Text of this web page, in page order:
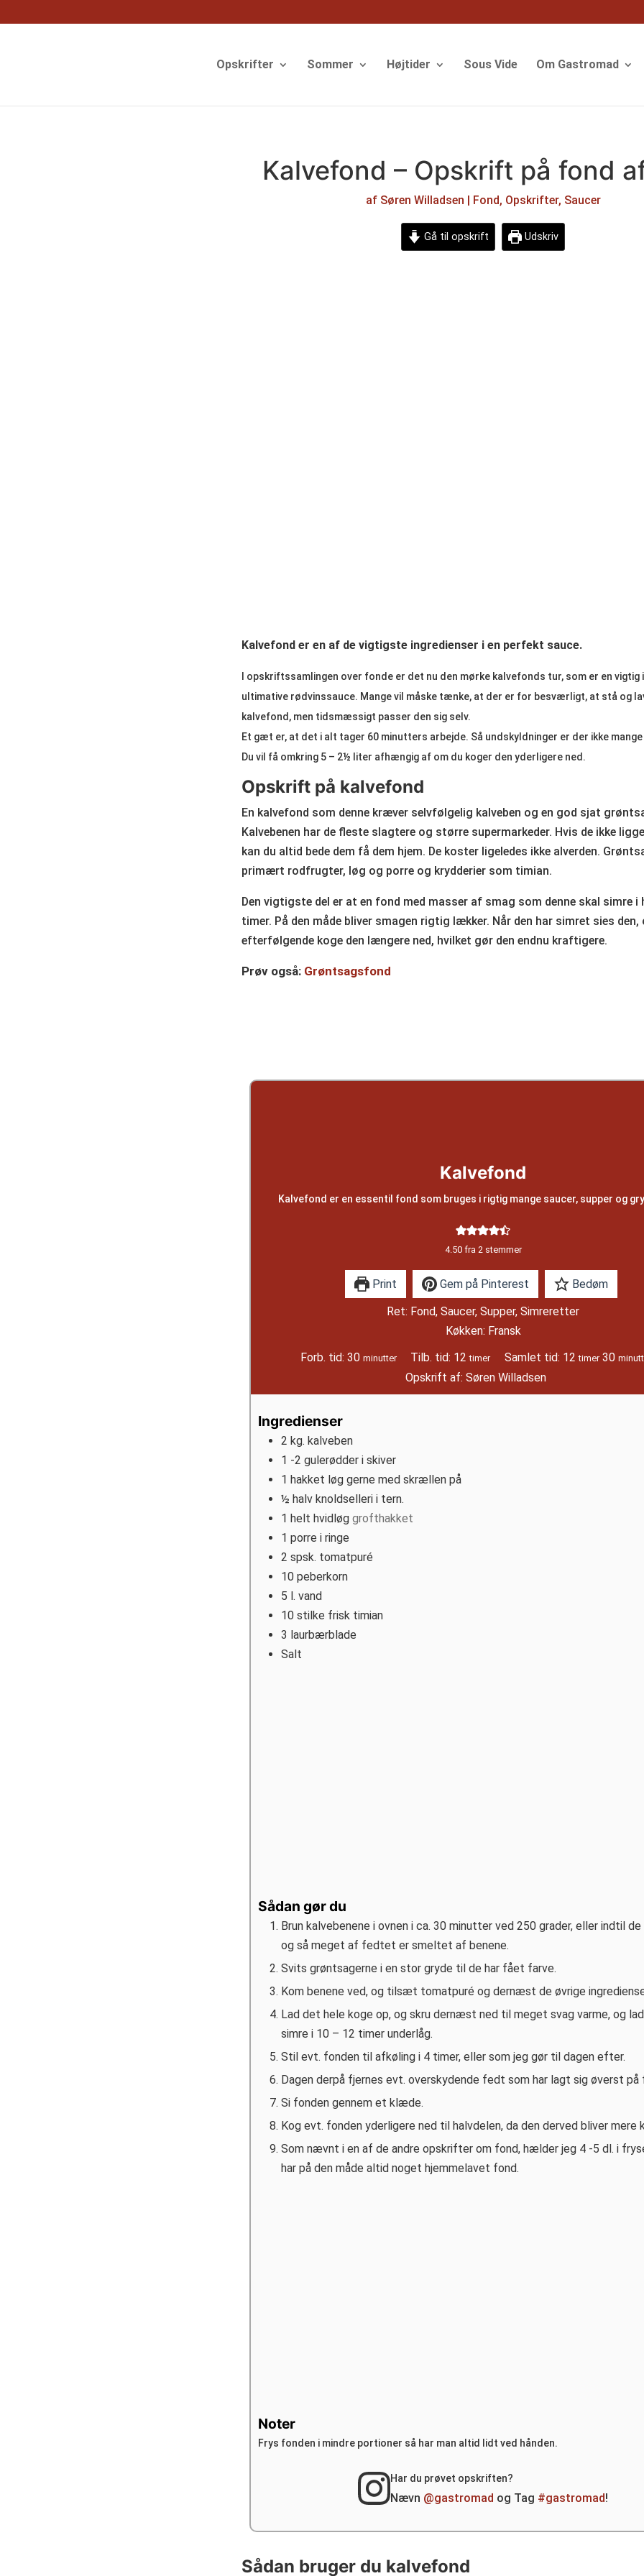
Opskrifter Sommer Højtider Sous Vide Om Gastromad
Kalvefond – Opskrift på fond
af Søren Willadsen | Fond, Opskrifter, Saucer
Gå til opskrift Udskriv
Kalvefond er en af de vigtigste ingredienser i en perfekt sauce.
I opskriftssamlingen over fonde er det nu den mørke kalvefonds tur, som er en vigtig
ultimative rødvinssauce. Mange vil måske tænke, at der er for besværligt, at stå og
kalvefond, men tidsmæssigt passer den sig selv.
Et gæt er, at det i alt tager 60 minutters arbejde. Så undskyldninger er der ikke
Du vil få omkring 5 – 2½ liter afhængig af om du koger den yderligere ned.
Opskrift på kalvefond
En kalvefond som denne kræver selvfølgelig kalveben og en god sjat
Kalvebenen har de fleste slagtere og større supermarkeder. Hvis de ikke
kan du altid bede dem få dem hjem. De koster ligeledes ikke alverden.
primært rodfrugter, løg og porre og krydderier som timian.
Den vigtigste del er at en fond med masser af smag som denne skal simre i
timer. På den måde bliver smagen rigtig lækker. Når den har simret sies den,
efterfølgende koge den længere ned, hvilket gør den endnu kraftigere.
Prøv også: Grøntsagsfond
Kalvefond
Kalvefond er en essentil fond som bruges i rigtig mange saucer, supper og
4.50fra 2stemmer
Print Gem på Pinterest
Bedøm
Ret: Fond, Saucer, Supper, Simreretter
Køkken: Fransk
Forb. tid:30minutter
minutter Tilb. tid: 12 timer
timer Samlet tid: 12timer
timer 30
Opskrift af:Søren Willadsen
Ingredienser
2 kg. kalveben
1 -2 gulerødder i skiver
1 hakket løg gerne med skrællen på
½ halv knoldselleri i tern.
1 helt hvidløg grofthakket
1 porre i ringe
2 spsk. tomatpuré
10 peberkorn
5 l. vand
10 stilke frisk timian
3 laurbærblade
Salt
Sådan gør du
Brun kalvebenene i ovnen i ca. 30 minutter ved 250 grader, eller indtil
og så meget af fedtet er smeltet af benene.
Svits grøntsagerne i en stor gryde til de har fået farve.
Kom benene ved, og tilsæt tomatpuré og dernæst de øvrige
Lad det hele koge op, og skru dernæst ned til meget svag varme, og
simre i 10 – 12 timer underlåg.
Stil evt. fonden til afkøling i 4 timer, eller som jeg gør til dagen efter.
Dagen derpå fjernes evt. overskydende fedt som har lagt sig øverst på
Si fonden gennem et klæde.
Kog evt. fonden yderligere ned til halvdelen, da den derved bliver mere
Som nævnt i en af de andre opskrifter om fond, hælder jeg 4 -5 dl. i
har på den måde altid noget hjemmelavet fond.
Noter
Frys fonden i mindre portioner så har man altid lidt ved hånden.
Har du prøvet opskriften?
Nævn @gastromad og Tag #gastromad!
Sådan bruger du kalvefond